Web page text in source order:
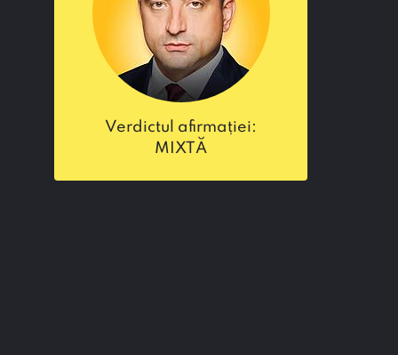
verdictul afirmației:
MIXTĂ